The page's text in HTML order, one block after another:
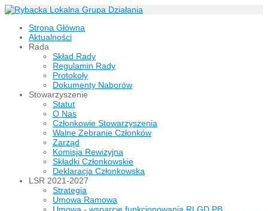
Strona Główna
Aktualności
Rada
Skład Rady
Regulamin Rady
Protokoły
Dokumenty Naborów
Stowarzyszenie
Statut
O Nas
Członkowie Stowarzyszenia
Walne Zebranie Członków
Zarząd
Komisja Rewizyjna
Składki Członkowskie
Deklaracja Członkowska
LSR 2021-2027
Strategia
Umowa Ramowa